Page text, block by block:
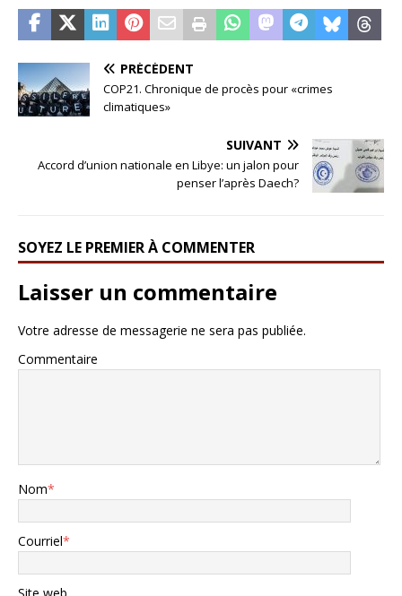
PRÉCÉDENT
COP21. Chronique de procès pour «crimes
climatiques»
SUIVANT
Accord d’union nationale en Libye: un jalon pour
penser l’après Daech?
SOYEZ LE PREMIER À COMMENTER
Laisser un commentaire
Votre adresse de messagerie ne sera pas publiée.
Commentaire
Nom*
Courriel*